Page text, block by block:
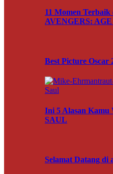
11 Momen
AVENGERS:
Best Picture Oscar
Ini 5 Alasan
SAUL
Selamat Datang di